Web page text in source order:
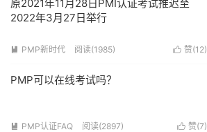
原2021年11月28日PMI认证考试推迟至
2022年3月27日举行
 赞(12)
 PMP新时代 阅读(1985)
PMP可以在线考试吗？
 赞(7)
 PMP认证FAQ 阅读(2897)